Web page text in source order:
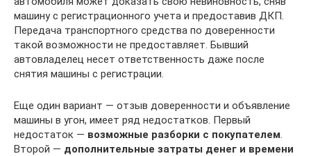
машину с регистрационного учета и предоставив ДКП.
Передача транспортного средства по доверенности
такой возможности не предоставляет. Бывший
автовладелец несет ответственность даже после
снятия машины с регистрации.
Еще один вариант — отзыв доверенности и объявление
машины в угон, имеет ряд недостатков. Первый
недостаток — возможные разборки с покупателем.
Второй — дополнительные затраты денег и времени